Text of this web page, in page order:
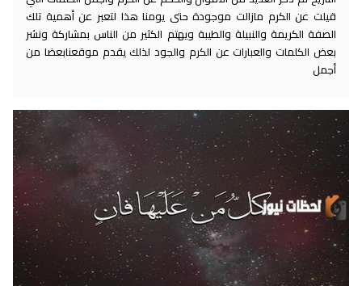
قيلت عن الكرم مازالت موجودة حتى يومنا هذا لتعبر عن أهمية تلك
الصفة الكريمة والنبيلة والطيبة ويهتم الكثير من الناس بمشاركة ونشر
بعض الكلمات والعبارات عن الكرم والجود لذلك يقدم موقعنابعضا من
أجمل